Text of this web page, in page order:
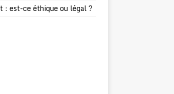
: est-ce éthique ou légal ?